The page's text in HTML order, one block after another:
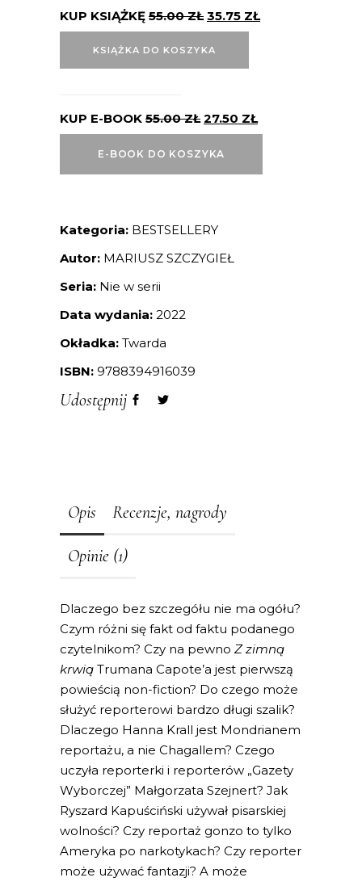
oceny
klienta
KUP KSIĄŻKĘ 55.00ZŁ 35.75 ZŁ
KSIĄŻKA DO KOSZYKA
KUP E-BOOK 55.00ZŁ 27.50 ZŁ
E-BOOK DO KOSZYKA
Kategoria: BESTSELLERY
Autor: MARIUSZ SZCZYGIEŁ
Seria: Nie w serii
Data wydania: 2022
Okładka: Twarda
ISBN: 9788394916039
Udostępnij
Opis Recenzje, nagrody
Opinie (1)
Dlaczego bez szczegółu nie ma ogółu?
Czym różni się fakt od faktu podanego
czytelnikom? Czy na pewno Z zimną
krwią Trumana Capote’a jest pierwszą
powieścią non-fiction? Do czego może
służyć reporterowi bardzo długi szalik?
Dlaczego Hanna Krall jest Mondrianem
reportażu, a nie Chagallem? Czego
uczyła reporterki i reporterów „Gazety
Wyborczej” Małgorzata Szejnert? Jak
Ryszard Kapuściński używał pisarskiej
wolności? Czy reportaż gonzo to tylko
Ameryka po narkotykach? Czy reporter
może używać fantazji? A może